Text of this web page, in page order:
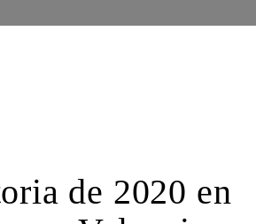
de 2020 en